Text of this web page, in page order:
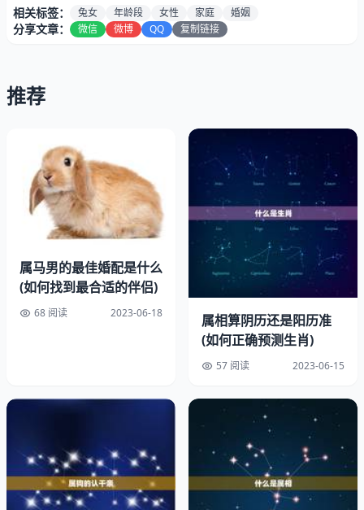
对于1999年出生的属兔女来说，25-28岁是一个非常适合结
婚的年龄段。在这个年龄段，大多数女性已经完成了学业，
开始步入职场，事业逐渐稳定。这个年龄段的女性心态也比
较成熟，对于婚姻和家庭有了更清晰的认识和规划。
二、28-30岁：经济独立，婚姻更稳定
28-30岁是一个女性经济独立的年龄段，这个时候的女性已
经有了一定的积蓄和经济基础，可以更好地承担起家庭的。
这个年龄段的女性对于婚姻和家庭的认识更加详细，婚姻也
更加稳定。
三、30-35岁：成熟稳重，家庭感强
对于属兔女来说，30-35岁是一个非常成熟稳重的年龄段。
家庭和婚姻的感也更加强烈。这个年龄段的女性也更加懂得
如何处理家庭和事业之间的平衡，能够更好地兼顾两者。
四、35岁：稳定婚姻，家庭幸福
对于属兔女来说，35岁结婚也是一个不错的选择。在这个
相关标签： 兔女 年龄段 女性 家庭 婚姻
分享文章： 微信 微博 QQ 复制链接
推荐
属马男的最佳婚配是什么
(如何找到最合适的伴侣)
68 阅读 2023-06-18
属相算阴历还是阳历准
(如何正确预测生肖)
57 阅读 2023-06-15